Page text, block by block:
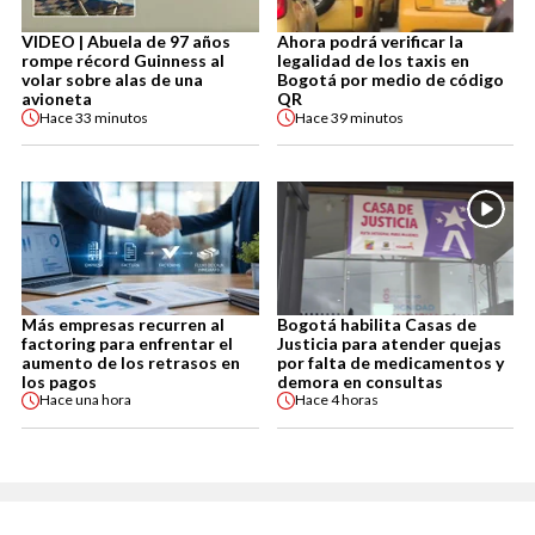
VIDEO | Abuela de 97 años
rompe récord Guinness al
volar sobre alas de una
avioneta
Hace33 minutos
Ahora podrá verificar la
legalidad de los taxis en
Bogotá por medio de código
QR
Hace39 minutos
Más empresas recurren al
factoring para enfrentar el
aumento de los retrasos en
los pagos
Haceuna hora
Bogotá habilita Casas de
Justicia para atender quejas
por falta de medicamentos y
demora en consultas
Hace4 horas